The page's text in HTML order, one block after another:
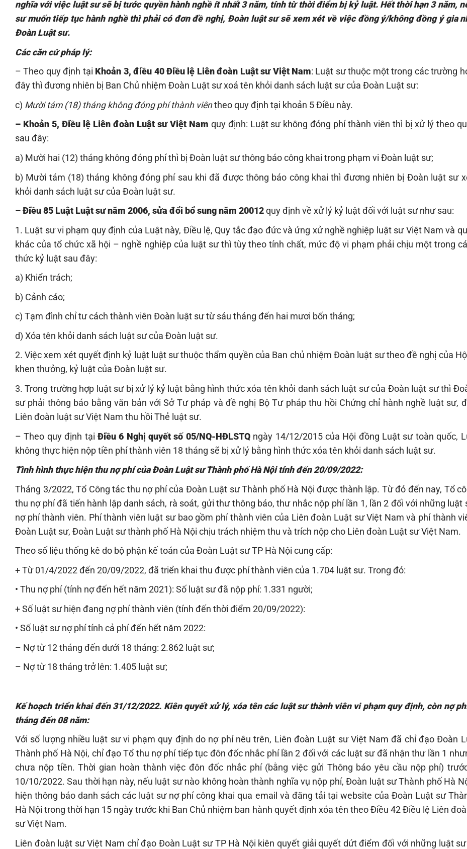
nghĩa với việc luật sư sẽ bị tước quyền hành nghề ít nhất 3 năm, tính từ thời điểm bị kỷ luật. Hết thời hạn 3 năm,
sư muốn tiếp tục hành nghề thì phải có đơn đề nghị, Đoàn luật sư sẽ xem xét về việc đồng ý/không đồng ý gia
Đoàn Luật sư.
Các căn cứ pháp lý:
– Theo quy định tại Khoản 3, điều 40 Điều lệ Liên đoàn Luật sư Việt Nam: Luật sư thuộc một trong các trường
đây thì đương nhiên bị Ban Chủ nhiệm Đoàn Luật sư xoá tên khỏi danh sách luật sư của Đoàn Luật sư:
c) Mười tám (18) tháng không đóng phí thành viêntheo quy định tại khoản 5 Điều này.
– Khoản 5, Điều lệ Liên đoàn Luật sư Việt Nam quy định: Luật sư không đóng phí thành viên thì bị xử lý theo
sau đây:
a) Mười hai (12) tháng không đóng phí thì bị Đoàn luật sư thông báo công khai trong phạm vi Đoàn luật sư;
b) Mười tám (18) tháng không đóng phí sau khi đã được thông báo công khai thì đương nhiên bị Đoàn luật sư
khỏi danh sách luật sư của Đoàn luật sư.
– Điều 85 Luật Luật sư năm 2006, sửa đổi bổ sung năm 20012 quy định về xử lý kỷ luật đối với luật sư như sau:
1. Luật sư vi phạm quy định của Luật này, Điều lệ, Quy tắc đạo đức và ứng xử nghề nghiệp luật sư Việt Nam và
khác của tổ chức xã hội – nghề nghiệp của luật sư thì tùy theo tính chất, mức độ vi phạm phải chịu một trong
thức kỷ luật sau đây:
a) Khiển trách;
b) Cảnh cáo;
c) Tạm đình chỉ tư cách thành viên Đoàn luật sư từ sáu tháng đến hai mươi bốn tháng;
d) Xóa tên khỏi danh sách luật sư của Đoàn luật sư.
2. Việc xem xét quyết định kỷ luật luật sư thuộc thẩm quyền của Ban chủ nhiệm Đoàn luật sư theo đề nghị của
khen thưởng, kỷ luật của Đoàn luật sư.
3. Trong trường hợp luật sư bị xử lý kỷ luật bằng hình thức xóa tên khỏi danh sách luật sư của Đoàn luật sư thì
sư phải thông báo bằng văn bản với Sở Tư pháp và đề nghị Bộ Tư pháp thu hồi Chứng chỉ hành nghề luật sư,
Liên đoàn luật sư Việt Nam thu hồi Thẻ luật sư.
– Theo quy định tại Điều 6 Nghị quyết số 05/NQ-HĐLSTQ ngày 14/12/2015 của Hội đồng Luật sư toàn quốc,
không thực hiện nộp tiền phí thành viên 18 tháng sẽ bị xử lý bằng hình thức xóa tên khỏi danh sách luật sư.
Tình hình thực hiện thu nợ phí của Đoàn Luật sư Thành phố Hà Nội tính đến 20/09/2022:
Tháng 3/2022, Tổ Công tác thu nợ phí của Đoàn Luật sư Thành phố Hà Nội được thành lập. Từ đó đến nay, Tổ
thu nợ phí đã tiến hành lập danh sách, rà soát, gửi thư thông báo, thư nhắc nộp phí lần 1, lần 2 đối với những luật
nợ phí thành viên. Phí thành viên luật sư bao gồm phí thành viên của Liên đoàn Luật sư Việt Nam và phí thành
Đoàn Luật sư, Đoàn Luật sư thành phố Hà Nội chịu trách nhiệm thu và trích nộp cho Liên đoàn Luật sư Việt Nam.
Theo số liệu thống kê do bộ phận kế toán của Đoàn Luật sư TP Hà Nội cung cấp:
+ Từ 01/4/2022 đến 20/09/2022, đã triển khai thu được phí thành viên của 1.704 luật sư. Trong đó:
• Thu nợ phí (tính nợ đến hết năm 2021): Số luật sư đã nộp phí: 1.331 người;
+ Số luật sư hiện đang nợ phí thành viên (tính đến thời điểm 20/09/2022):
• Số luật sư nợ phí tính cả phí đến hết năm 2022:
– Nợ từ 12 tháng đến dưới 18 tháng: 2.862 luật sư;
– Nợ từ 18 tháng trở lên: 1.405 luật sư;
Kế hoạch triển khai đến 31/12/2022. Kiên quyết xử lý, xóa tên các luật sư thành viên vi phạm quy định, còn nợ
tháng đến 08 năm:
Với số lượng nhiều luật sư vi phạm quy định do nợ phí nêu trên, Liên đoàn Luật sư Việt Nam đã chỉ đạo Đoàn
Thành phố Hà Nội, chỉ đạo Tổ thu nợ phí tiếp tục đôn đốc nhắc phí lần 2 đối với các luật sư đã nhận thư lần 1
chưa nộp tiền. Thời gian hoàn thành việc đôn đốc nhắc phí (bằng việc gửi Thông báo yêu cầu nộp phí)
10/10/2022. Sau thời hạn này, nếu luật sư nào không hoàn thành nghĩa vụ nộp phí, Đoàn luật sư Thành phố Hà
hiện thông báo danh sách các luật sư nợ phí công khai qua email và đăng tải tại website của Đoàn Luật sư
Hà Nội trong thời hạn 15 ngày trước khi Ban Chủ nhiệm ban hành quyết định xóa tên theo Điều 42 Điều lệ Liên
sư Việt Nam.
Liên đoàn luật sư Việt Nam chỉ đạo Đoàn Luật sư TP Hà Nội kiên quyết giải quyết dứt điểm đối với những luật